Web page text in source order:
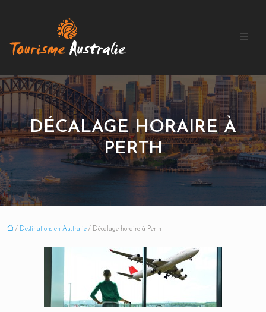
DÉCALAGE HORAIRE À
PERTH
/ Destinations en Australie / Décalage horaire à Perth